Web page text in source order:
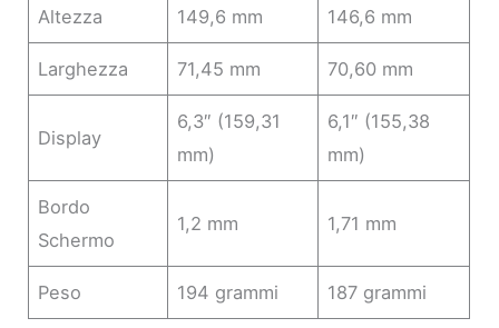
Altezza 149,6 mm 146,6 mm
Larghezza 71,45 mm 70,60 mm
Display
6,3″ (159,31
mm)
6,1″ (155,38
mm)
Bordo
Schermo
1,2 mm 1,71 mm
Peso 194 grammi 187 grammi